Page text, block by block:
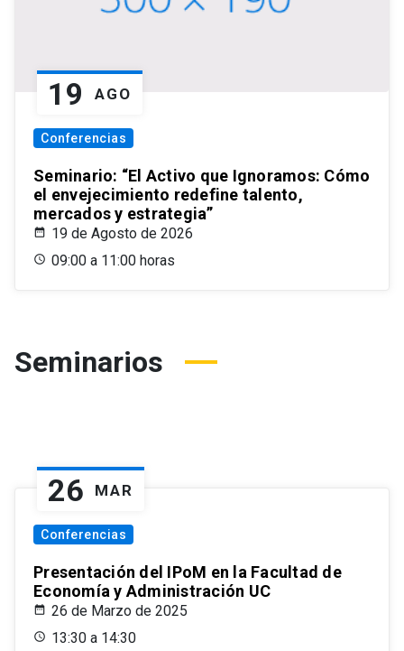
19 AGO
Conferencias
Seminario: “El Activo que Ignoramos: Cómo
el envejecimiento redefine talento,
mercados y estrategia”
19 de Agosto de 2026
09:00 a 11:00 horas
Seminarios
26 MAR
Conferencias
Presentación del IPoM en la Facultad de
Economía y Administración UC
26 de Marzo de 2025
13:30 a 14:30